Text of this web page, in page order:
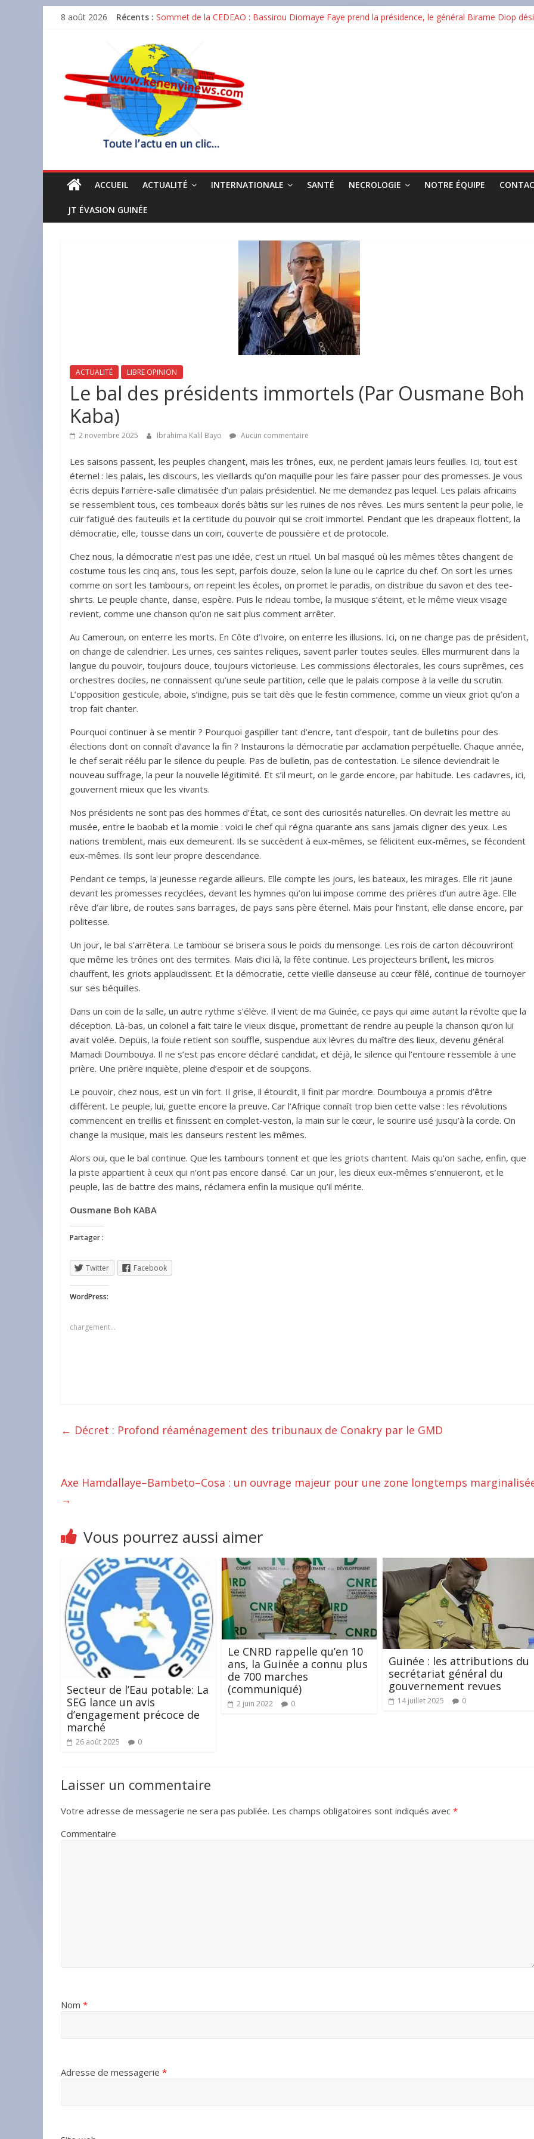
8 août 2026 Récents : Sommet de la CEDEAO : Bassirou Diomaye Faye prend la présidence, le général Birame Diop
Matoto : un incendie réduit en cendres plusieurs commerces au grand marché
Dr Karamo Kaba Gouverneur BCRG : « Nimba Pay est un levier pour l’inclusion financière et la
Baccalauréat unique 2026 en Guinée : un taux de réussite national de 38,08 %
en
clic
ACCUEIL ACTUALITÉ INTERNATIONALE SANTÉ NECROLOGIE NOTRE ÉQUIPE
JT ÉVASION GUINÉE
ACTUALITÉ LIBRE OPINION
Le bal des présidents immortels (Par Ousmane Boh
Kaba)
2 novembre 2025 Ibrahima Kalil Bayo Aucun commentaire
Les saisons passent, les peuples changent, mais les trônes, eux, ne perdent jamais leurs feuilles. Ici, tout est
éternel : les palais, les discours, les vieillards qu’on maquille pour les faire passer pour des promesses. Je vous
écris depuis l’arrière-salle climatisée d’un palais présidentiel. Ne me demandez pas lequel. Les palais africains
se ressemblent tous, ces tombeaux dorés bâtis sur les ruines de nos rêves. Les murs sentent la peur polie, le
cuir fatigué des fauteuils et la certitude du pouvoir qui se croit immortel. Pendant que les drapeaux flottent, la
démocratie, elle, tousse dans un coin, couverte de poussière et de protocole.
Chez nous, la démocratie n’est pas une idée, c’est un rituel. Un bal masqué où les mêmes têtes changent de
costume tous les cinq ans, tous les sept, parfois douze, selon la lune ou le caprice du chef. On sort les urnes
comme on sort les tambours, on repeint les écoles, on promet le paradis, on distribue du savon et des tee-
shirts. Le peuple chante, danse, espère. Puis le rideau tombe, la musique s’éteint, et le même vieux visage
revient, comme une chanson qu’on ne sait plus comment arrêter.
Au Cameroun, on enterre les morts. En Côte d’Ivoire, on enterre les illusions. Ici, on ne change pas de président,
on change de calendrier. Les urnes, ces saintes reliques, savent parler toutes seules. Elles murmurent dans la
langue du pouvoir, toujours douce, toujours victorieuse. Les commissions électorales, les cours suprêmes, ces
orchestres dociles, ne connaissent qu’une seule partition, celle que le palais compose à la veille du scrutin.
L’opposition gesticule, aboie, s’indigne, puis se tait dès que le festin commence, comme un vieux griot qu’on a
trop fait chanter.
Pourquoi continuer à se mentir ? Pourquoi gaspiller tant d’encre, tant d’espoir, tant de bulletins pour des
élections dont on connaît d’avance la fin ? Instaurons la démocratie par acclamation perpétuelle. Chaque année,
le chef serait réélu par le silence du peuple. Pas de bulletin, pas de contestation. Le silence deviendrait le
nouveau suffrage, la peur la nouvelle légitimité. Et s’il meurt, on le garde encore, par habitude. Les cadavres, ici,
gouvernent mieux que les vivants.
Nos présidents ne sont pas des hommes d’État, ce sont des curiosités naturelles. On devrait les mettre au
musée, entre le baobab et la momie : voici le chef qui régna quarante ans sans jamais cligner des yeux. Les
nations tremblent, mais eux demeurent. Ils se succèdent à eux-mêmes, se félicitent eux-mêmes, se fécondent
eux-mêmes. Ils sont leur propre descendance.
Pendant ce temps, la jeunesse regarde ailleurs. Elle compte les jours, les bateaux, les mirages. Elle rit jaune
devant les promesses recyclées, devant les hymnes qu’on lui impose comme des prières d’un autre âge. Elle
rêve d’air libre, de routes sans barrages, de pays sans père éternel. Mais pour l’instant, elle danse encore, par
politesse.
Un jour, le bal s’arrêtera. Le tambour se brisera sous le poids du mensonge. Les rois de carton découvriront
que même les trônes ont des termites. Mais d’ici là, la fête continue. Les projecteurs brillent, les micros
chauffent, les griots applaudissent. Et la démocratie, cette vieille danseuse au cœur fêlé, continue de tournoyer
sur ses béquilles.
Dans un coin de la salle, un autre rythme s’élève. Il vient de ma Guinée, ce pays qui aime autant la révolte que la
déception. Là-bas, un colonel a fait taire le vieux disque, promettant de rendre au peuple la chanson qu’on lui
avait volée. Depuis, la foule retient son souffle, suspendue aux lèvres du maître des lieux, devenu général
Mamadi Doumbouya. Il ne s’est pas encore déclaré candidat, et déjà, le silence qui l’entoure ressemble à une
prière. Une prière inquiète, pleine d’espoir et de soupçons.
Le pouvoir, chez nous, est un vin fort. Il grise, il étourdit, il finit par mordre. Doumbouya a promis d’être
différent. Le peuple, lui, guette encore la preuve. Car l’Afrique connaît trop bien cette valse : les révolutions
commencent en treillis et finissent en complet-veston, la main sur le cœur, le sourire usé jusqu’à la corde. On
change la musique, mais les danseurs restent les mêmes.
Alors oui, que le bal continue. Que les tambours tonnent et que les griots chantent. Mais qu’on sache, enfin, que
la piste appartient à ceux qui n’ont pas encore dansé. Car un jour, les dieux eux-mêmes s’ennuieront, et le
peuple, las de battre des mains, réclamera enfin la musique qu’il mérite.
Ousmane Boh KABA
Partager :
Twitter Facebook
WordPress:
chargement…
← Décret : Profond réaménagement des tribunaux de Conakry par le GMD
Axe Hamdallaye–Bambeto–Cosa : un ouvrage majeur pour une zone longtemps
→
Vous pourrez aussi aimer
Secteur de l’Eau potable: La
SEG lance un avis
d’engagement précoce de
marché
26 août 2025 0
Le CNRD rappelle qu’en 10
ans, la Guinée a connu plus
de 700 marches
(communiqué)
2 juin 2022 0
Guinée : les attributions du
secrétariat général du
gouvernement revues
14 juillet 2025 0
Laisser un commentaire
Votre adresse de messagerie ne sera pas publiée. Les champs obligatoires sont indiqués avec *
Commentaire
Nom *
Adresse de messagerie *